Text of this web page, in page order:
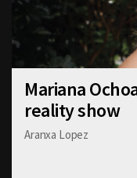
Mariana
reality show
Aranxa Lopez